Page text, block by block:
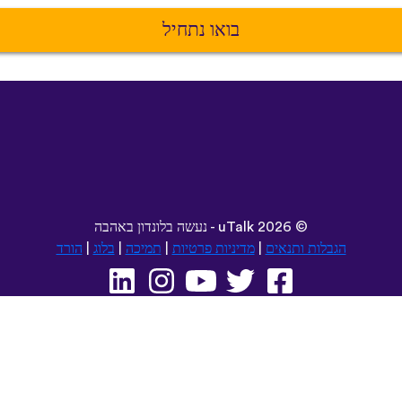
בואו נתחיל
©
uTalk 2026 - נעשה בלונדון באהבה
הגבלות ותנאים |מדיניות פרטיות תמיכה בלוג הורד